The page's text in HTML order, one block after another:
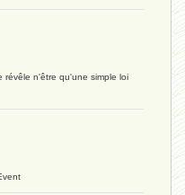
révêle n'être qu'une simple loi